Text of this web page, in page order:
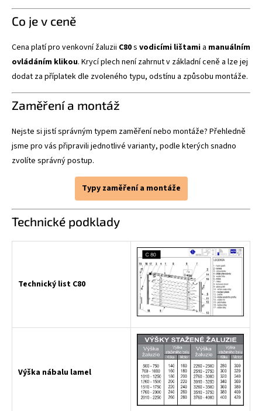
Co je v ceně
Cena platí pro venkovní žaluzii C80s vodicími lištami a manuálním
ovládáním klikou. Krycí plech není zahrnut v základní ceně a lze jej
dodat za příplatek dle zvoleného typu, odstínu a způsobu montáže.
Zaměření a montáž
Nejste si jistí správným typem zaměření nebo montáže? Přehledně
jsme pro vás připravili jednotlivé varianty, podle kterých snadno
zvolíte správný postup.
Typy zaměření a montáže
Technické podklady
Technický list C80
Výška nábalu lamel